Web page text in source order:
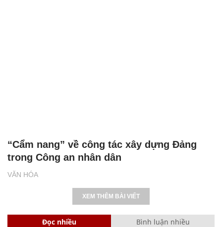
VĂN HÓA
“Cẩm nang” về công tác xây dựng Đảng
trong Công an nhân dân
XEM THÊM BÀI VIẾT
Đọc nhiều Bình luận nhiều